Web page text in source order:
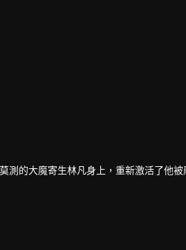
測的大魔寄生林凡身上，重新激活了他